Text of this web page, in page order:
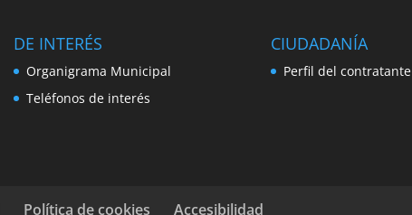
DE INTERÉS
Organigrama Municipal
Teléfonos de interés
CIUDADANÍA
Perfil del contratante
Política de cookies Accesibilidad